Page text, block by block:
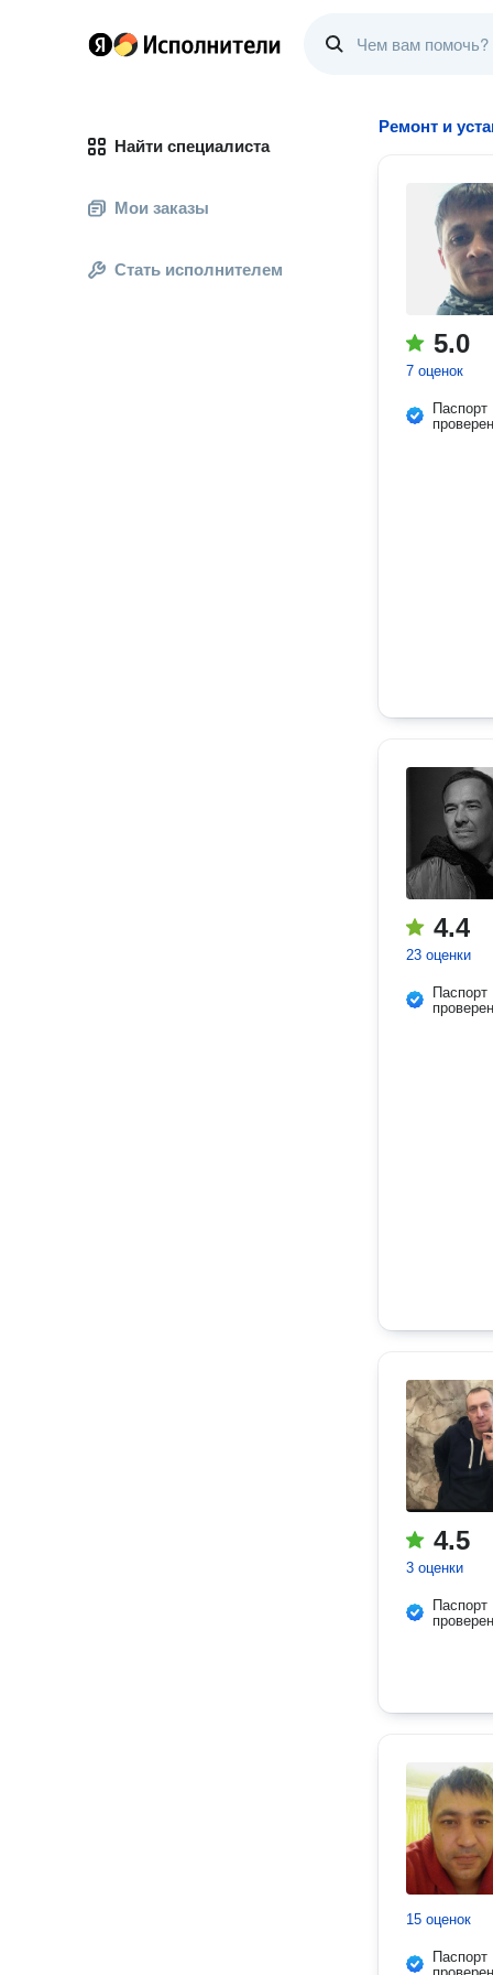
Найти специалиста
Мои заказы
Стать исполнителем
Ремонт и
5.0
7 оценок
Паспорт
проверен
4.4
23 оценки
Паспорт
проверен
4.5
3 оценки
Паспорт
проверен
15 оценок
Паспорт